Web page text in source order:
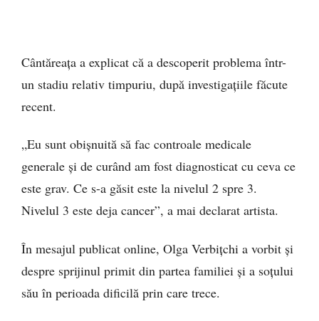
Cântăreața a explicat că a descoperit problema într-
un stadiu relativ timpuriu, după investigațiile făcute
recent.
„Eu sunt obișnuită să fac controale medicale
generale și de curând am fost diagnosticat cu ceva ce
este grav. Ce s-a găsit este la nivelul 2 spre 3.
Nivelul 3 este deja cancer”, a mai declarat artista.
În mesajul publicat online, Olga Verbițchi a vorbit și
despre sprijinul primit din partea familiei și a soțului
său în perioada dificilă prin care trece.